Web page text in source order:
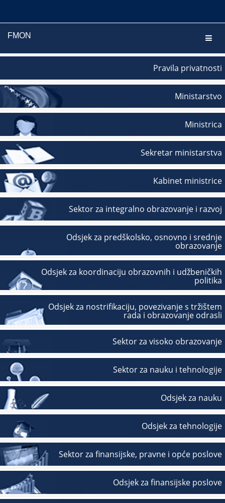
FMON
Pravila privatnosti
Ministarstvo
Ministrica
Sekretar ministarstva
Kabinet ministrice
Sektor za integralno obrazovanje i razvoj
Odsjek za predškolsko, osnovno i srednje
obrazovanje
Odsjek za koordinaciju obrazovnih i udžbeničkih
politika
Odsjek za nostrifikaciju, povezivanje s tržištem
rada i obrazovanje odrasli
Sektor za visoko obrazovanje
Sektor za nauku i tehnologije
Odsjek za nauku
Odsjek za tehnologije
Sektor za finansijske, pravne i opće poslove
Odsjek za finansijske poslove